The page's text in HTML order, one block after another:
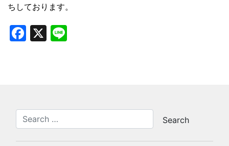
ちしております。
Facebook
X